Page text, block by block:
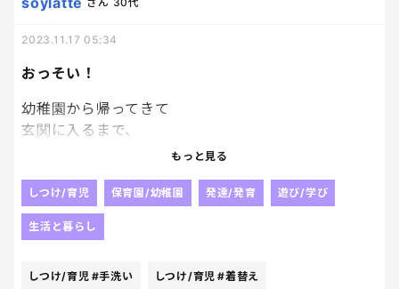
おっそい！
2023.11.17 05:34
幼稚園から帰ってきて
玄関に入るまで、
玄関から手洗い場に行くまで、
足を洗うまで、
着替えるまで、
すべてが、おっっそい！！！
この一連がすんなり終わったことあったかなあ………
もっと見る
しつけ/育児 保育園/幼稚園 発達/発育 遊び/学び
生活と暮らし
しつけ/育児 #手洗い しつけ/育児 #着替え